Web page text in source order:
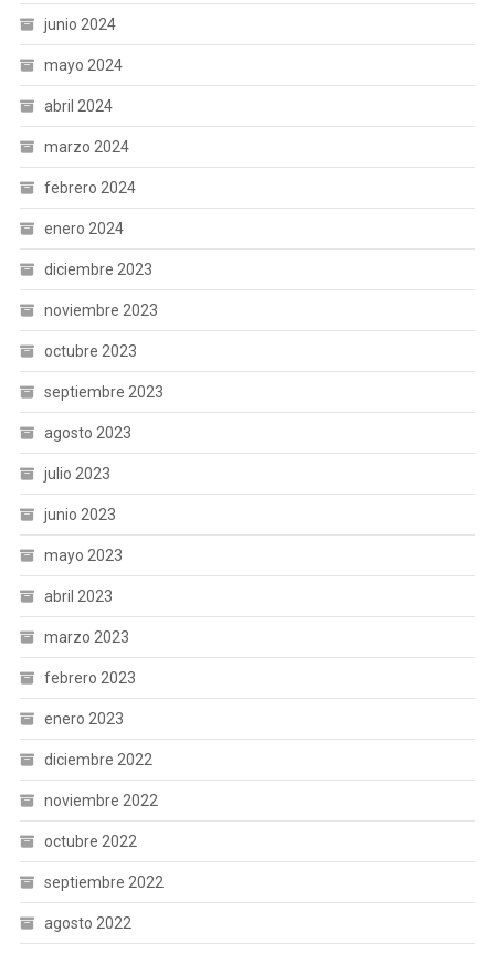
junio 2024
mayo 2024
abril 2024
marzo 2024
febrero 2024
enero 2024
diciembre 2023
noviembre 2023
octubre 2023
septiembre 2023
agosto 2023
julio 2023
junio 2023
mayo 2023
abril 2023
marzo 2023
febrero 2023
enero 2023
diciembre 2022
noviembre 2022
octubre 2022
septiembre 2022
agosto 2022